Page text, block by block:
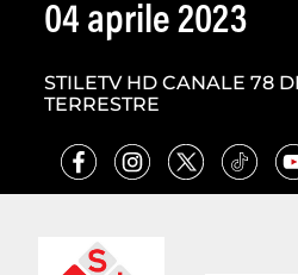
04 aprile 2023
STILETV HD CANALE 78
TERRESTRE